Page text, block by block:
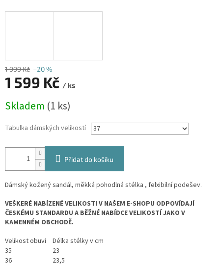
1 999 Kč –20 %
1 599 Kč / ks
cena:
Skladem (1 ks)
Tabulka dámských velikostí
Přidat do košíku
Dámský kožený sandál, měkká pohodlná stélka , felxibilní podešev.
VEŠKERÉ NABÍZENÉ VELIKOSTI V NAŠEM E-SHOPU ODPOVÍDAJÍ
ČESKÉMU STANDARDU A BĚŽNÉ NABÍDCE VELIKOSTÍ JAKO V
KAMENNÉM OBCHODĚ.
Velikost obuvi
Délka stélky v cm
35
23
36
23,5